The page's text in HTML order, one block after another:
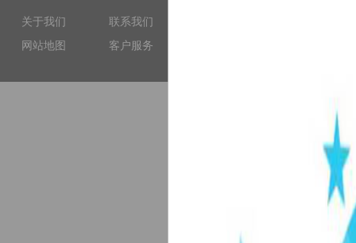
关于我们
联系我们
网站地图
客户服务
备案序号：